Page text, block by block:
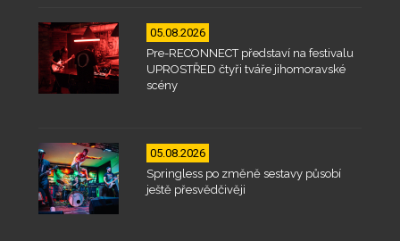
05.08.2026
Pre-RECONNECT představí na festivalu
UPROSTŘED čtyři tváře jihomoravské
scény
05.08.2026
Springless po změně sestavy působí
ještě přesvědčivěji